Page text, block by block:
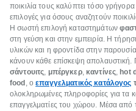
ποικιλία τους καλύπτει τόσο
επιλογές για όσους αναζητούν
Η σωστή επιλογή καταστημάτων
στη γεύση και στην εμπειρία. Η
υλικών και η φροντίδα στην
κάνουν κάθε επίσκεψη απολαυστική.
σάντουιτς, μπέργκερ, καντίνες, hot
food , οεπαγγελματικός κατάλογος
ολοκληρωμένες πληροφορίες για τα
επαγγελματίες του χώρου. Μέσα από